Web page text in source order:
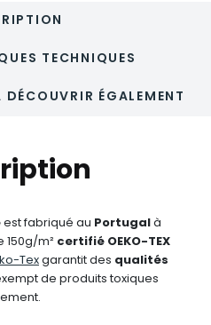
TECHNIQUES
DÉCOUVRIR ÉGALEMENT
est fabriqué au Portugalà
150g/m² certifié OEKO-TEX
Texgarantit des qualités
de produits toxiques